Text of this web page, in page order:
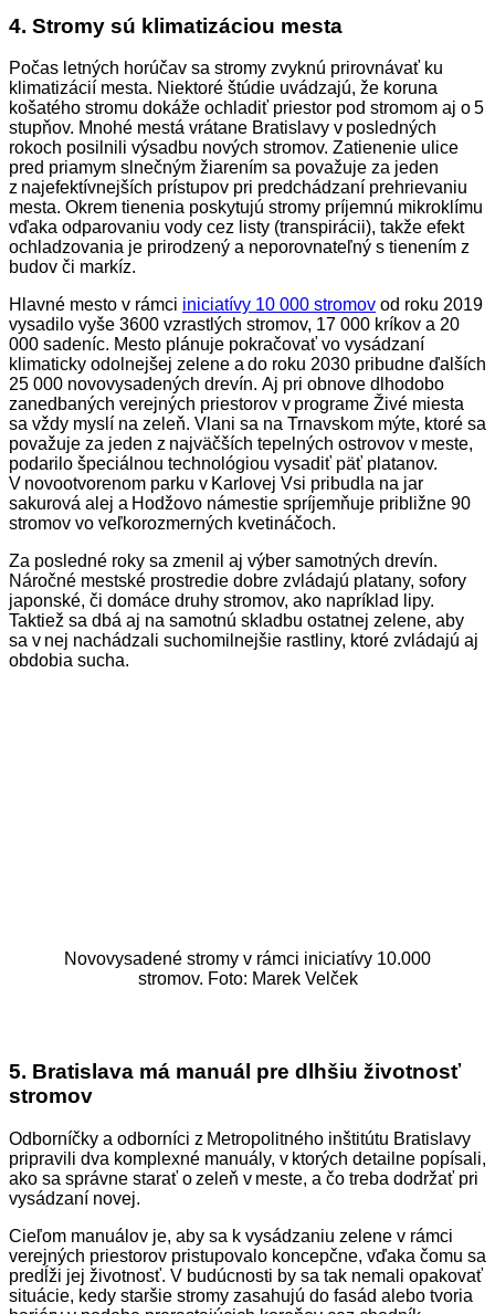
4. Stromy sú klimatizáciou mesta
Počas letných horúčav sa stromy zvyknú prirovnávať ku
klimatizácií mesta. Niektoré štúdie uvádzajú, že koruna
košatého stromu dokáže ochladiť priestor pod stromom aj o 5
stupňov. Mnohé mestá vrátane Bratislavy v posledných
rokoch posilnili výsadbu nových stromov. Zatienenie ulice
pred priamym slnečným žiarením sa považuje za jeden
z najefektívnejších prístupov pri predchádzaní prehrievaniu
mesta. Okrem tienenia poskytujú stromy príjemnú mikroklímu
vďaka odparovaniu vody cez listy (transpirácii), takže efekt
ochladzovania je prirodzený a neporovnateľný s tienením z
budov či markíz.
Hlavné mesto v rámci iniciatívy 10 000 stromov od roku 2019
vysadilo vyše 3600 vzrastlých stromov, 17 000 kríkov a 20
000 sadeníc. Mesto plánuje pokračovať vo vysádzaní
klimaticky odolnejšej zelene a do roku 2030 pribudne ďalších
25 000 novovysadených drevín. Aj pri obnove dlhodobo
zanedbaných verejných priestorov v programe Živé miesta
sa vždy myslí na zeleň. Vlani sa na Trnavskom mýte, ktoré sa
považuje za jeden z najväčších tepelných ostrovov v meste,
podarilo špeciálnou technológiou vysadiť päť platanov.
V novootvorenom parku v Karlovej Vsi pribudla na jar
sakurová alej a Hodžovo námestie spríjemňuje približne 90
stromov vo veľkorozmerných kvetináčoch.
Za posledné roky sa zmenil aj výber samotných drevín.
Náročné mestské prostredie dobre zvládajú platany, sofory
japonské, či domáce druhy stromov, ako napríklad lipy.
Taktiež sa dbá aj na samotnú skladbu ostatnej zelene, aby
sa v nej nachádzali suchomilnejšie rastliny, ktoré zvládajú aj
obdobia sucha.
Novovysadené stromy v rámci iniciatívy 10.000
stromov. Foto: Marek Velček
5. Bratislava má manuál pre dlhšiu životnosť
stromov
Odborníčky a odborníci z Metropolitného inštitútu Bratislavy
pripravili dva komplexné manuály, v ktorých detailne popísali,
ako sa správne starať o zeleň v meste, a čo treba dodržať pri
vysádzaní novej.
Cieľom manuálov je, aby sa k vysádzaniu zelene v rámci
verejných priestorov pristupovalo koncepčne, vďaka čomu sa
predĺži jej životnosť. V budúcnosti by sa tak nemali opakovať
situácie, kedy staršie stromy zasahujú do fasád alebo tvoria